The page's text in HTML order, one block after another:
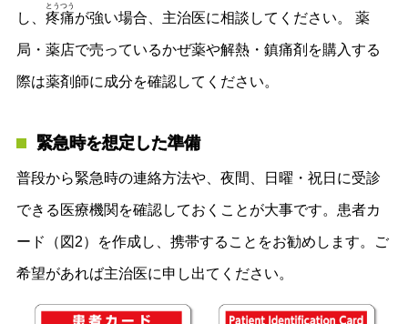
し、 疼痛
とうつう
が強い場合、主治医に相談してください。 薬
局・薬店で売っているかぜ薬や解熱・鎮痛剤を購入する
際は薬剤師に成分を確認してください。
緊急時を想定した準備
普段から緊急時の連絡方法や、夜間、日曜・祝日に受診
できる医療機関を確認しておくことが大事です。患者カ
ード（図2）を作成し、携帯することをお勧めします。ご
希望があれば主治医に申し出てください。